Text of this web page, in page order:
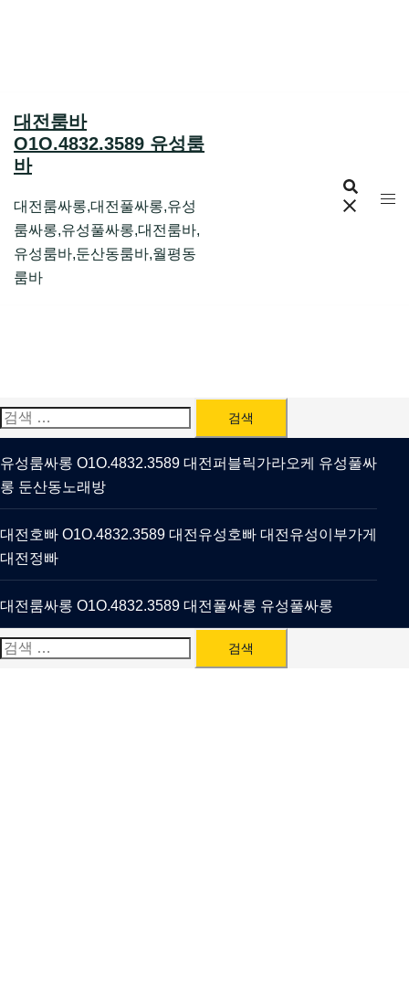
대전룸바
O1O.4832.3589 유성룸
바
대전룸싸롱,대전풀싸롱,유성
룸싸롱,유성풀싸롱,대전룸바,
유성룸바,둔산동룸바,월평동
룸바
검
색:
유성룸싸롱 O1O.4832.3589 대전퍼블릭가라오케 유성풀싸
롱 둔산동노래방
대전호빠 O1O.4832.3589 대전유성호빠 대전유성이부가게
대전정빠
대전룸싸롱 O1O.4832.3589 대전풀싸롱 유성풀싸롱
검